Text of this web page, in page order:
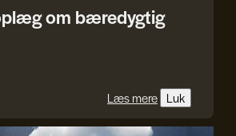
om bæredygtig
Læs mere Luk